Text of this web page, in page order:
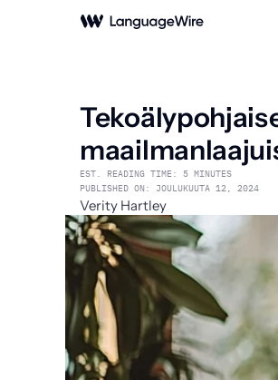
EST. READING TIME: 5 MINUTES
PUBLISHED ON: JOULUKUUTA 12, 2024
Verity Hartley